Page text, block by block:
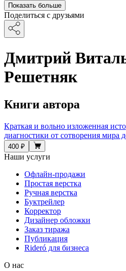
Показать больше
Поделиться с друзьями
Дмитрий
Решетняк
Книги автора
Краткая и вольно изложенная
диагностики от сотворения мира
400 ₽
Наши услуги
Офлайн-продажи
Простая верстка
Ручная верстка
Буктрейлер
Корректор
Дизайнер обложки
Заказ тиража
Публикация
Rideró для бизнеса
О нас